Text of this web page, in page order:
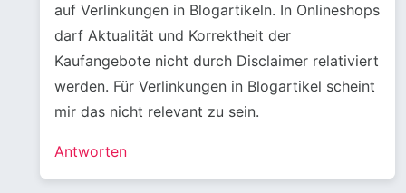
auf Verlinkungen in Blogartikeln. In Onlineshops
darf Aktualität und Korrektheit der
Kaufangebote nicht durch Disclaimer relativiert
werden. Für Verlinkungen in Blogartikel scheint
mir das nicht relevant zu sein.
Antworten